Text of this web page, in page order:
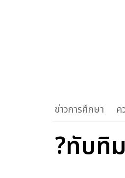
ข่าวการศึกษา ค
?ทับทิ